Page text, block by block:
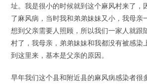
址。我是很小的时候就到这个麻风村来了，
了麻风病，当时我和弟弟妹妹又小，我母亲
想到父亲需要人照顾，所以我们一家人就跟
村了，我母亲，弟弟妹妹和我都没有被感染
到这里来，基本是父亲的原因。
早年我们这个县和附近县的麻风病感染者很